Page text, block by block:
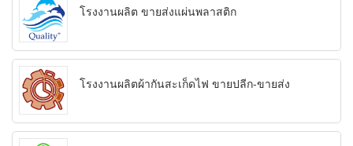
โรงงานผลิต ขายส่งแผ่นพลาสติก
โรงงานผลิตผ้ากันสะเก็ดไฟ ขายปลีก-ขายส่ง